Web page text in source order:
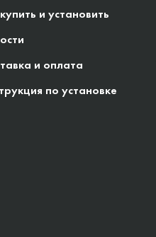
и установить
и оплата
по установке